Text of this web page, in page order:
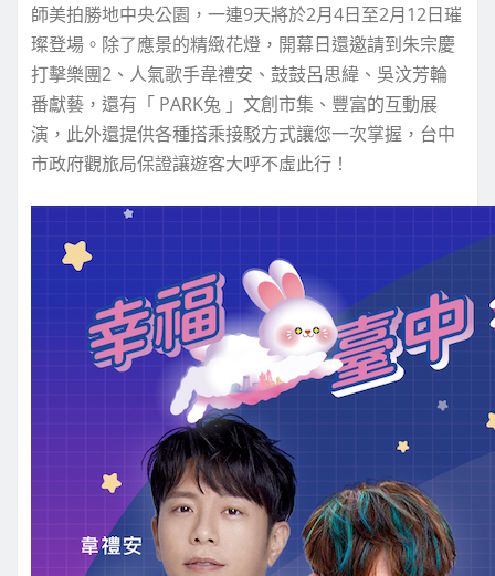
師美拍勝地中央公園，一連9天將於2月4日至2月12日璀
璨登場。除了應景的精緻花燈，開幕日還邀請到朱宗慶
打擊樂團2、人氣歌手韋禮安、鼓鼓呂思緯、吳汶芳輪
番獻藝，還有「 PARK兔 」文創市集、豐富的互動展
演，此外還提供各種搭乘接駁方式讓您一次掌握，台中
市政府觀旅局保證讓遊客大呼不虛此行！